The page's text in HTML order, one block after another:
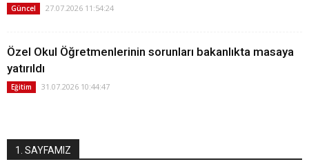
Güncel 27.07.2026 11:54:24
Özel Okul Öğretmenlerinin sorunları bakanlıkta masaya
yatırıldı
Eğitim 31.07.2026 10:44:47
1. SAYFAMIZ